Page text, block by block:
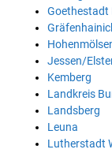
Goethestadt
Jessen/
Kemberg
Landkreis
Landsberg
Leuna
Lutherstadt